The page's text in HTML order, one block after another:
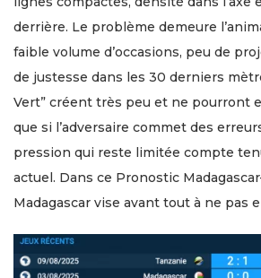
derrière. Le problème demeure
faible volume d’occasions, peu de
de justesse dans les 30 derniers
Vert” créent très peu et ne pourront
que si l’adversaire commet des
pression qui reste limitée compte
actuel. Dans ce Pronostic
Madagascar vise avant tout à ne pas